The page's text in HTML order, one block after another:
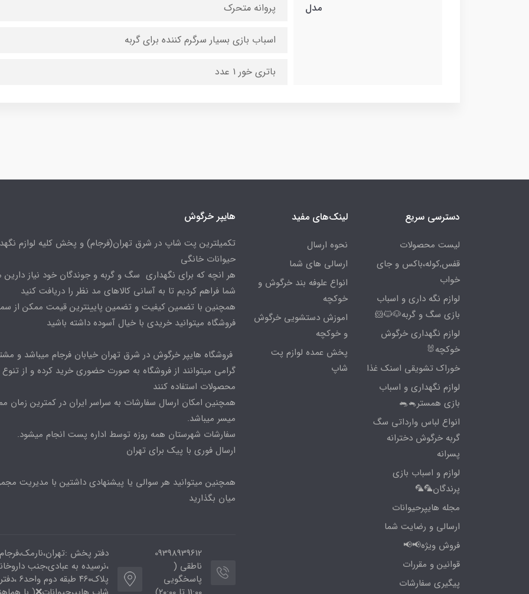
مدل پروانه متحرک
اسباب بازی بسیار سرگرم کننده برای گربه
باتری خور ۱ عدد
دسترسی سریع
لیست محصولات
قفس,کوله،باکس و جای
خواب
لوازم نگه داری و اسباب
بازی سگ و گربه🐶🐱🐹
لوازم نگهداری خرگوش
خوکچه🐰
خوراک تشویقی اسنک غذا
لوازم نگهداری و اسباب
بازی همستر🐁🐀
انواع لباس وارداتی سگ
گربه خرگوش دخترانه
پسرانه
لوازم و اسباب بازی
پرندگان🦜🦜
مجله هایپرحیوانات
ارسالی و رضایت شما
فروش ویژه📢📢
قوانین و مقررات
پیگیری سفارشات
لینک‌های مفید
نحوه ارسال
ارسالی های شما
انواع علوفه بند خرگوش و
خوکچه
اموزش دستشویی خرگوش
و خوکچه
پخش عمده لوازم پت
شاپ
هایپر خرگوش
تکمیلترین پت شاپ در شرق تهران(فرجام) و پخش کلیه لوازم
حیوانات خانگی
هر انچه که برای نگهداری سگ و گربه و جوندگان خود نیاز دارین
شما فراهم کردیم تا به آسانی کالاهای مد نظر را دریافت کنید
همچنین با تضمین کیفیت و تضمین پایینترین قیمت ممکن از
فروشگاه میتوانید خریدی با خیال آسوده داشته باشید
فروشگاه هایپر خرگوش در شرق تهران خیابان فرجام میباشد و
گرامی میتوانند از فروشگاه به صورت حضوری خرید کرده و از تنوع
محصولات استفاده کنند
همچنین امکان ارسال سفارشات به سراسر ایران در کمترین زمان
میسر میباشد.
سفارشات شهرستان همه روزه توسط اداره پست انجام میشود.
ارسال فوری با پیک برای تهران
همچنین میتوانید هر سوالی یا پیشنهادی داشتین با مدیریت
میان بگذارید
09398939612
ناطقی (
پاسخگویی
دفتر پخش :تهران،نارمک،فرجام
،نرسیده به عبادی،جنب
پلاک۴۶۰ طبقه